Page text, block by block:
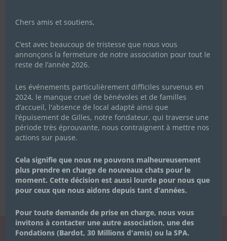
Chers amis et soutiens,
C’est avec beaucoup de tristesse que nous vous
annonçons la fermeture de notre association pour tout le
reste de l’année 2026.
Les événements particulièrement difficiles survenus en
2024, le manque cruel de bénévoles et de familles
d’accueil, l'absence de local adapté ainsi que
l’épuisement de Gilles, notre fondateur, qui traverse une
période très éprouvante, nous contraignent à mettre nos
actions sur pause.
Cela signifie que nous ne pouvons malheureusement
plus prendre en charge de nouveaux chats pour le
moment. Cette décision est aussi lourde pour nous que
pour ceux que nous aidons depuis tant d’années.
Pour toute demande de prise en charge, nous vous
invitons à contacter une autre association, une des
Fondations (Bardot, 30 Millions d'amis) ou la SPA.